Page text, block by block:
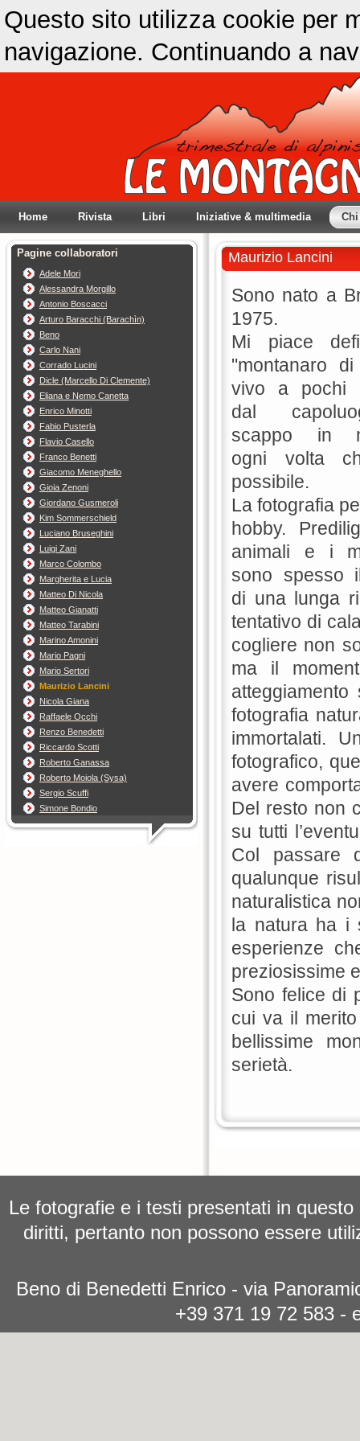
Questo sito utilizza cookie per
navigazione. Continuando a
Home Rivista Libri Iniziative & multimedia
Pagine collaboratori
Adele Mori
Alessandra Morgillo
Antonio Boscacci
Arturo Baracchi (Barachìn)
Beno
Carlo Nani
Corrado Lucini
Dicle (Marcello Di Clemente)
Eliana e Nemo Canetta
Enrico Minotti
Fabio Pusterla
Flavio Casello
Franco Benetti
Giacomo Meneghello
Gioia Zenoni
Giordano Gusmeroli
Kim Sommerschield
Luciano Bruseghini
Luigi Zani
Marco Colombo
Margherita e Lucia
Matteo Di Nicola
Matteo Gianatti
Matteo Tarabini
Marino Amonini
Mario Pagni
Mario Sertori
Maurizio Lancini
Nicola Giana
Raffaele Occhi
Renzo Benedetti
Riccardo Scotti
Roberto Ganassa
Roberto Moiola (Sysa)
Sergio Scuffi
Simone Bondio
Maurizio Lancini
Sono nato a
1975.
Mi piace
"montanaro
vivo a pochi
dal
scappo in
ogni volta
possibile.
La fotografia
hobby.
animali e i
sono spesso
di una lunga
tentativo di
cogliere non
ma il
fotografia
immortalati.
fotografico,
avere
Del resto non
su tutti
Col passare
qualunque
naturalistica
la natura ha i
esperienze
preziosissime
Sono felice di
cui va il
bellissime
serietà.
Le fotografie e i testi presentati in
diritti, pertanto non possono essere
Beno di Benedetti Enrico - via
+39 371 19 72 583 -